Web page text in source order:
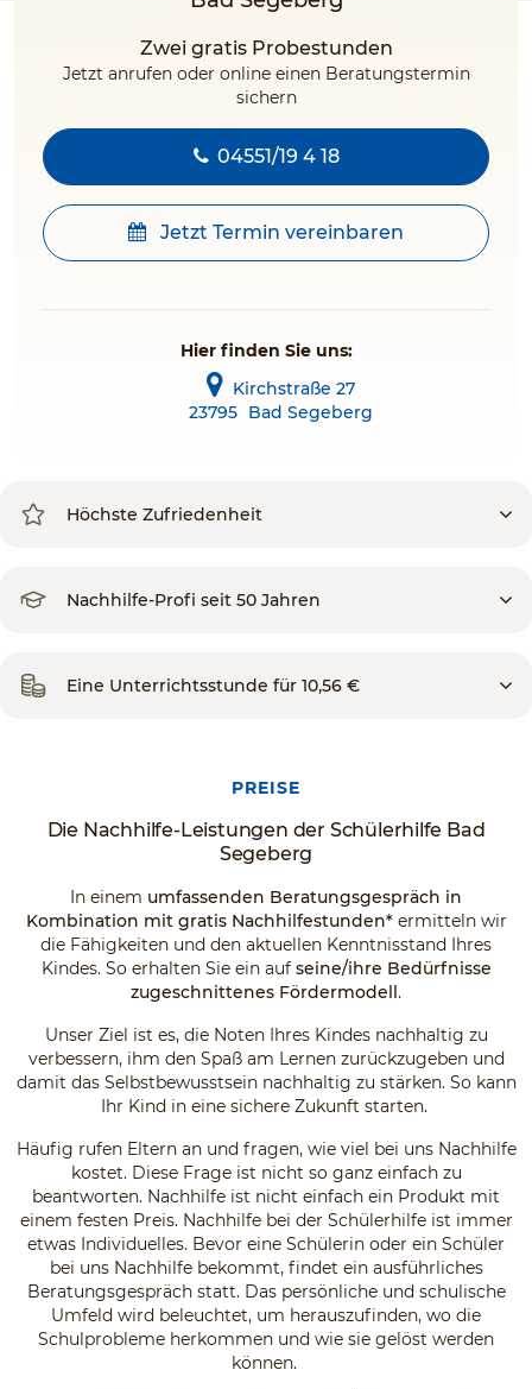
Zwei gratis Probestunden
Jetzt anrufen oder online einen Beratungstermin
sichern
04551/19 4 18
Jetzt Termin vereinbaren
Hier finden Sie uns:
Kirchstraße 27
23795 Bad Segeberg
Höchste Zufriedenheit
Nachhilfe-Profi seit 50 Jahren
Eine Unterrichtsstunde für 10,56 €
PREISE
Die Nachhilfe-Leistungen der Schülerhilfe Bad
Segeberg
In einem umfassenden Beratungsgespräch in
Kombination mit gratis Nachhilfestunden*ermitteln wir
die Fähigkeiten und den aktuellen Kenntnisstand Ihres
Kindes. So erhalten Sie ein auf seine/ihre Bedürfnisse
zugeschnittenes Fördermodell.
Unser Ziel ist es, die Noten Ihres Kindes nachhaltig zu
verbessern, ihm den Spaß am Lernen zurückzugeben und
damit das Selbstbewusstsein nachhaltig zu stärken. So kann
Ihr Kind in eine sichere Zukunft starten.
Häufig rufen Eltern an und fragen, wie viel bei uns Nachhilfe
kostet. Diese Frage ist nicht so ganz einfach zu
beantworten. Nachhilfe ist nicht einfach ein Produkt mit
einem festen Preis. Nachhilfe bei der Schülerhilfe ist immer
etwas Individuelles. Bevor eine Schülerin oder ein Schüler
bei uns Nachhilfe bekommt, findet ein ausführliches
Beratungsgespräch statt. Das persönliche und schulische
Umfeld wird beleuchtet, um herauszufinden, wo die
Schulprobleme herkommen und wie sie gelöst werden
können.